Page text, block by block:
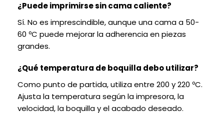
¿Puede imprimirse sin cama caliente?
Sí. No es imprescindible, aunque una cama a 50-
60 ºC puede mejorar la adherencia en piezas
grandes.
¿Qué temperatura de boquilla debo utilizar?
Como punto de partida, utiliza entre 200 y 220 ºC.
Ajusta la temperatura según la impresora, la
velocidad, la boquilla y el acabado deseado.